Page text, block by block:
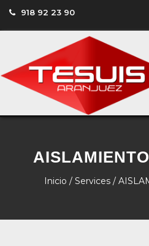
918 92 23 90
Inicio / Services /